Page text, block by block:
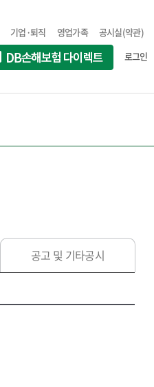
기업·퇴직 영업가족 공시실(약관)
로그인
공고 및 기타공시